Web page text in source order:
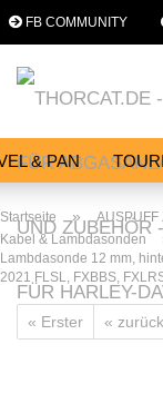
FB COMMUNITY
& PAN
Startseite » AUSPUFF
Kabel & Lambdasonden
Lambdasonde 12 mm,
2021 FLSL, FXBBS,
« Erster « zurück